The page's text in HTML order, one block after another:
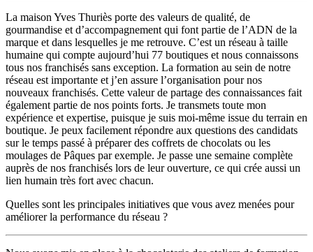
La maison Yves Thuriès porte des valeurs de qualité, de
gourmandise et d’accompagnement qui font partie de l’ADN de la
marque et dans lesquelles je me retrouve. C’est un réseau à taille
humaine qui compte aujourd’hui 77 boutiques et nous connaissons
tous nos franchisés sans exception. La formation au sein de notre
réseau est importante et j’en assure l’organisation pour nos
nouveaux franchisés. Cette valeur de partage des connaissances fait
également partie de nos points forts. Je transmets toute mon
expérience et expertise, puisque je suis moi-même issue du terrain en
boutique. Je peux facilement répondre aux questions des candidats
sur le temps passé à préparer des coffrets de chocolats ou les
moulages de Pâques par exemple. Je passe une semaine complète
auprès de nos franchisés lors de leur ouverture, ce qui crée aussi un
lien humain très fort avec chacun.
Quelles sont les principales initiatives que vous avez menées pour
améliorer la performance du réseau ?